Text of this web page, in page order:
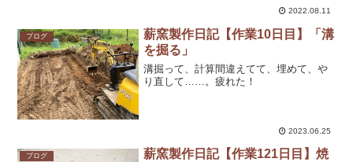
風呂です。この家のお風呂は五右衛門風
呂。初めてこの五右衛門...
2022.08.11
ブログ
薪窯製作日記【作業10日目】「溝
を掘る」
溝掘って、計算間違えてて、埋めて、や
り直して……。疲れた！
2023.06.25
ブログ
薪窯製作日記【作業121日目】焼